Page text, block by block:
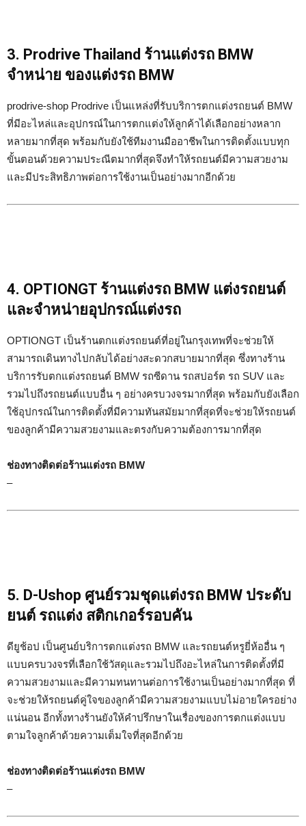
3. Prodrive Thailand ร้านแต่งรถ BMW
จำหน่าย ของแต่งรถ BMW
prodrive-shop Prodrive เป็นแหล่งที่รับบริการตกแต่งรถยนต์ BMW
ที่มีอะไหล่และอุปกรณ์ในการตกแต่งให้ลูกค้าได้เลือกอย่างหลาก
หลายมากที่สุด พร้อมกับยังใช้ทีมงานมืออาชีพในการติดตั้งแบบทุก
ขั้นตอนด้วยความประณีตมากที่สุดจึงทำให้รถยนต์มีความสวยงาม
และมีประสิทธิภาพต่อการใช้งานเป็นอย่างมากอีกด้วย
4. OPTIONGT ร้านแต่งรถ BMW แต่งรถยนต์
และจำหน่ายอุปกรณ์แต่งรถ
OPTIONGT เป็นร้านตกแต่งรถยนต์ที่อยู่ในกรุงเทพที่จะช่วยให้
สามารถเดินทางไปกลับได้อย่างสะดวกสบายมากที่สุด ซึ่งทางร้าน
บริการรับตกแต่งรถยนต์ BMW รถซีดาน รถสปอร์ต รถ SUV และ
รวมไปถึงรถยนต์แบบอื่น ๆ อย่างครบวงจรมากที่สุด พร้อมกับยังเลือก
ใช้อุปกรณ์ในการติดตั้งที่มีความทันสมัยมากที่สุดที่จะช่วยให้รถยนต์
ของลูกค้ามีความสวยงามและตรงกับความต้องการมากที่สุด
ช่องทางติดต่อร้านแต่งรถ BMW
–
5. D-Ushop ศูนย์รวมชุดแต่งรถ BMW ประดับ
ยนต์ รถแต่ง สติกเกอร์รอบคัน
ดียูช้อป เป็นศูนย์บริการตกแต่งรถ BMW และรถยนต์หรูยี่ห้ออื่น ๆ
แบบครบวงจรที่เลือกใช้วัสดุและรวมไปถึงอะไหล่ในการติดตั้งที่มี
ความสวยงามและมีความทนทานต่อการใช้งานเป็นอย่างมากที่สุด ที่
จะช่วยให้รถยนต์คู่ใจของลูกค้ามีความสวยงามแบบไม่อายใครอย่าง
แน่นอน อีกทั้งทางร้านยังให้คำปรึกษาในเรื่องของการตกแต่งแบบ
ตามใจลูกค้าด้วยความเต็มใจที่สุดอีกด้วย
ช่องทางติดต่อร้านแต่งรถ BMW
–